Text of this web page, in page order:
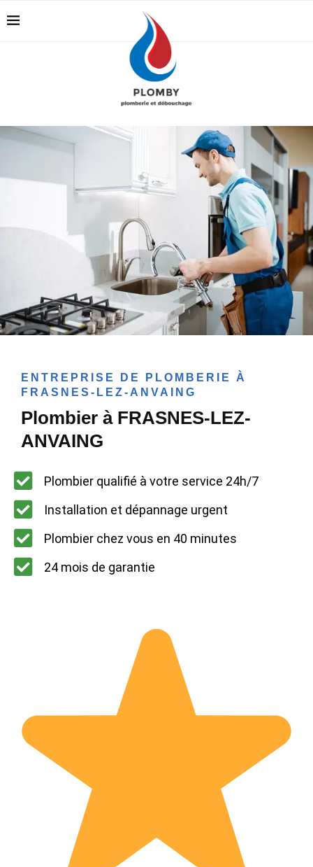
ENTREPRISE DE PLOMBERIE À
FRASNES-LEZ-ANVAING
Plombier à FRASNES-LEZ-
ANVAING
Plombier qualifié à votre service 24h/7
Installation et dépannage urgent
Plombier chez vous en 40 minutes
24 mois de garantie